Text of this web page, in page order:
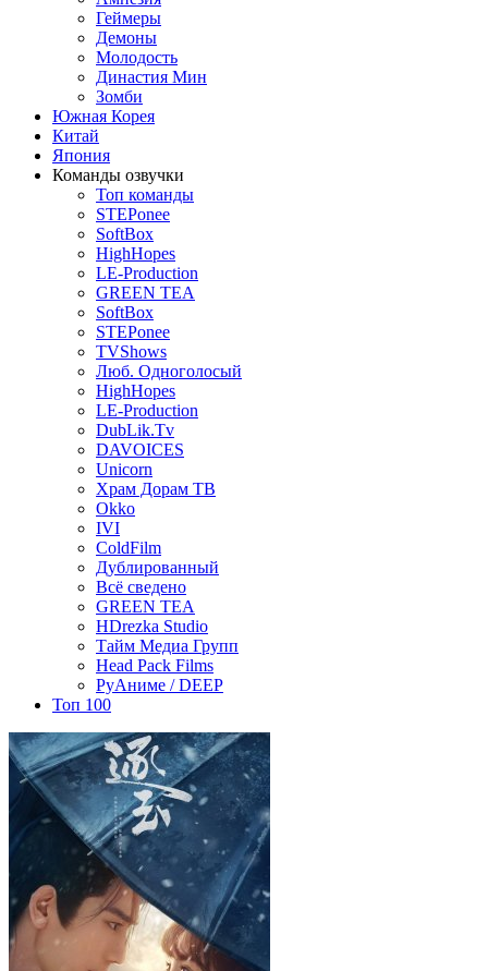
Геймеры
Демоны
Молодость
Династия Мин
Зомби
Южная Корея
Китай
Япония
Команды озвучки
Топ команды
STEPonee
SoftBox
HighHopes
LE-Production
GREEN TEA
SoftBox
STEPonee
TVShows
Люб. Одноголосый
HighHopes
LE-Production
DubLik.Tv
DAVOICES
Unicorn
Храм Дорам ТВ
Okko
IVI
ColdFilm
Дублированный
Всё сведено
GREEN TEA
HDrezka Studio
Тайм Медиа Групп
Head Pack Films
РуАниме / DEEP
Топ 100